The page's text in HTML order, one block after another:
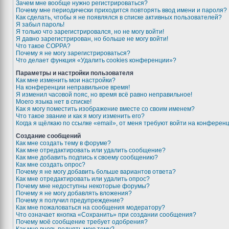
Зачем мне вообще нужно регистрироваться?
Почему мне периодически приходится повторять ввод имени и пароля?
Как сделать, чтобы я не появлялся в списке активных пользователей?
Я забыл пароль!
Я только что зарегистрировался, но не могу войти!
Я давно зарегистрирован, но больше не могу войти!
Что такое COPPA?
Почему я не могу зарегистрироваться?
Что делает функция «Удалить cookies конференции»?
Параметры и настройки пользователя
Как мне изменить мои настройки?
На конференции неправильное время!
Я изменил часовой пояс, но время всё равно неправильное!
Моего языка нет в списке!
Как я могу поместить изображение вместе со своим именем?
Что такое звание и как я могу изменить его?
Когда я щёлкаю по ссылке «email», от меня требуют войти на
Создание сообщений
Как мне создать тему в форуме?
Как мне отредактировать или удалить сообщение?
Как мне добавить подпись к своему сообщению?
Как мне создать опрос?
Почему я не могу добавить больше вариантов ответа?
Как мне отредактировать или удалить опрос?
Почему мне недоступны некоторые форумы?
Почему я не могу добавлять вложения?
Почему я получил предупреждение?
Как мне пожаловаться на сообщения модератору?
Что означает кнопка «Сохранить» при создании сообщения?
Почему моё сообщение требует одобрения?